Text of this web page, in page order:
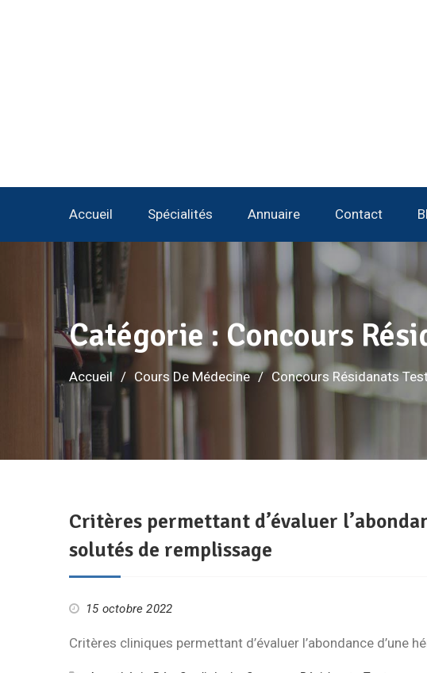
Accueil Spécialités Annuaire Contact
Catégorie : Concours
Accueil Cours De Médecine Concours Résidanats
Critères permettant d’évaluer
solutés de remplissage
15 octobre 2022
Critères cliniques permettant d’évaluer l’abondance d’une